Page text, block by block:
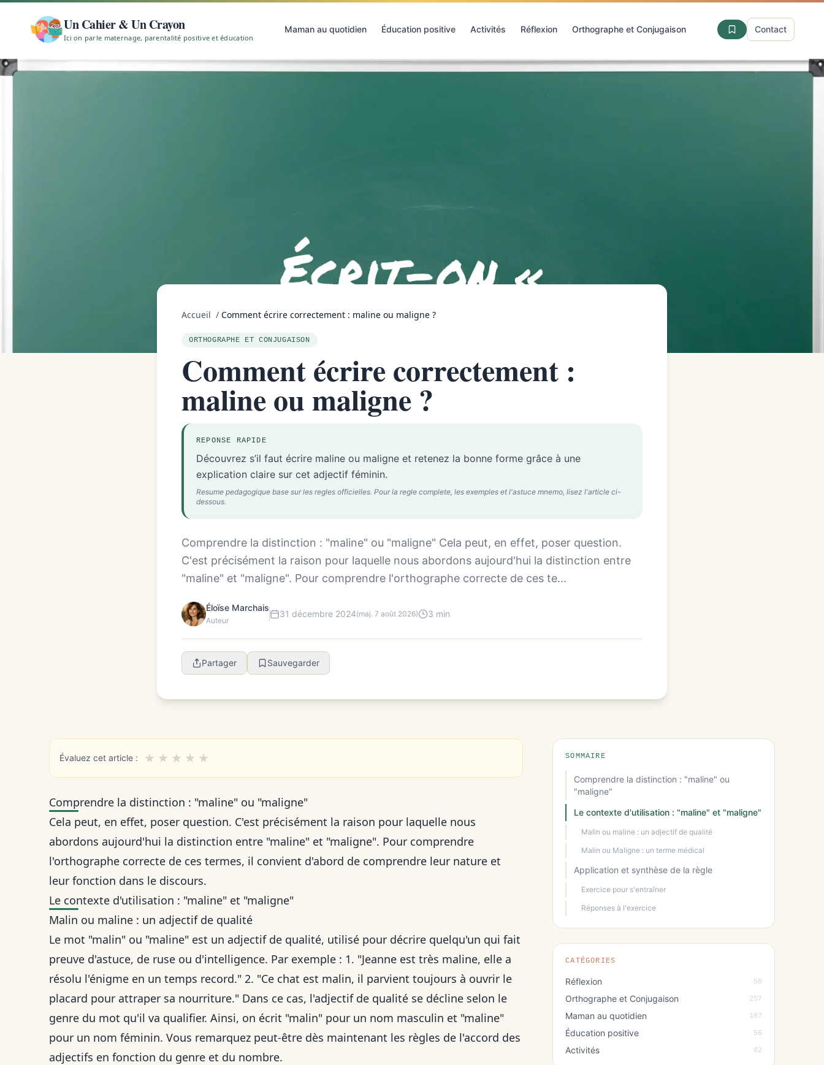
Un Cahier & Un Crayon
Ici on parle maternage, parentalité positive et éducation
Maman au quotidien Éducation positive Activités Réflexion Orthographe et Conjugaison Contact
Accueil / Comment écrire correctement : maline ou maligne ?
ORTHOGRAPHE ET CONJUGAISON
Comment écrire correctement :
maline ou maligne ?
REPONSE RAPIDE
Découvrez s’il faut écrire maline ou maligne et retenez la bonne forme grâce à une
explication claire sur cet adjectif féminin.
Resume pedagogique base sur les regles officielles. Pour la regle complete, les exemples et l'astuce mnemo, lisez l'article ci-
dessous.
Comprendre la distinction : "maline" ou "maligne" Cela peut, en effet, poser question.
C'est précisément la raison pour laquelle nous abordons aujourd'hui la distinction entre
"maline" et "maligne". Pour comprendre l'orthographe correcte de ces te...
Éloïse Marchais
Auteur
31 décembre 2024(maj. 7 août 2026) 3 min
Partager Sauvegarder
Évaluez cet article : ★ ★ ★ ★ ★
Comprendre la distinction : "maline" ou "maligne"
Cela peut, en effet, poser question. C'est précisément la raison pour laquelle nous
abordons aujourd'hui la distinction entre "maline" et "maligne". Pour comprendre
l'orthographe correcte de ces termes, il convient d'abord de comprendre leur nature et
leur fonction dans le discours.
Le contexte d'utilisation : "maline" et "maligne"
Malin ou maline : un adjectif de qualité
Le mot "malin" ou "maline" est un adjectif de qualité, utilisé pour décrire quelqu'un qui fait
preuve d'astuce, de ruse ou d'intelligence. Par exemple : 1. "Jeanne est très maline, elle a
résolu l'énigme en un temps record." 2. "Ce chat est malin, il parvient toujours à ouvrir le
placard pour attraper sa nourriture." Dans ce cas, l'adjectif de qualité se décline selon le
genre du mot qu'il va qualifier. Ainsi, on écrit "malin" pour un nom masculin et "maline"
pour un nom féminin. Vous remarquez peut-être dès maintenant les règles de l'accord des
adjectifs en fonction du genre et du nombre.
SOMMAIRE
Comprendre la distinction : "maline" ou
"maligne"
Le contexte d'utilisation : "maline" et "maligne"
Malin ou maline : un adjectif de qualité
Malin ou Maligne : un terme médical
Application et synthèse de la règle
Exercice pour s'entraîner
Réponses à l'exercice
CATÉGORIES
Réflexion 50
Orthographe et Conjugaison 257
Maman au quotidien 187
Éducation positive 56
Activités 82